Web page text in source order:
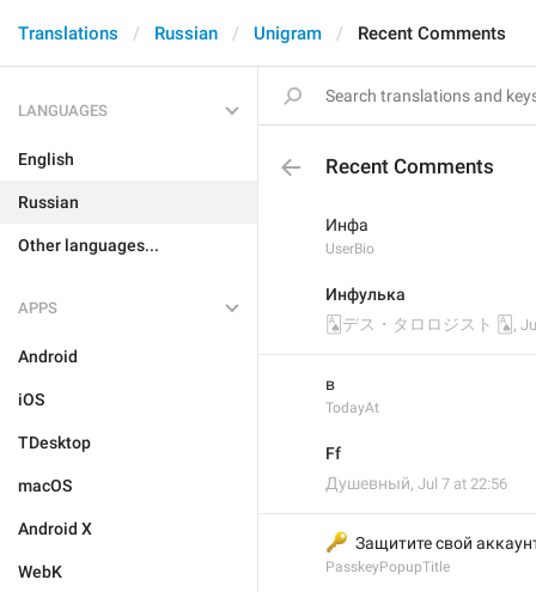
Translations Russian Unigram Recent Comments
LANGUAGES
English
Russian
Other languages...
APPS
Android
iOS
TDesktop
macOS
Android X
WebK
Recent Comments
Инфа
UserBio
Инфулька
🂡デス・タロロジスト 🂡 ,
в
TodayAt
Ff
Душевный, Jul 7 at 22:56
🔑
Защитите свой
PasskeyPopupTitle